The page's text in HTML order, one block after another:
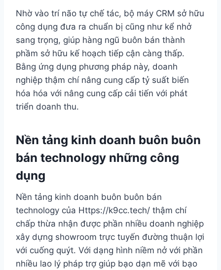
Nhờ vào trí não tự chế tác, bộ máy CRM sở hữu
công dụng đưa ra chuẩn bị cũng như kể nhở
sang trọng, giúp hàng ngũ buôn bán thành
phầm sở hữu kế hoạch tiếp cận càng thấp.
Bằng ứng dụng phương pháp này, doanh
nghiệp thậm chí nâng cung cấp tỷ suất biến
hóa hóa với nâng cung cấp cải tiến với phát
triển doanh thu.
Nền tảng kinh doanh buôn buôn
bán technology những công
dụng
Nền tảng kinh doanh buôn buôn bán
technology của Https://k9cc.tech/ thậm chí
chấp thừa nhận được phần nhiều doanh nghiệp
xây dựng showroom trực tuyến đường thuận lợi
với cuống quýt. Với dạng hình niềm nở với phần
nhiều lao lý pháp trợ giúp bạo dạn mẽ với bạo